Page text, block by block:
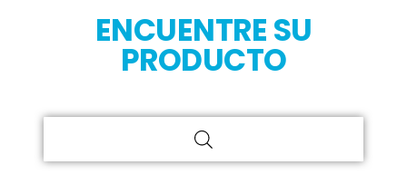
ENCUENTRE SU
PRODUCTO